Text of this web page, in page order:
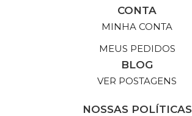
CONTA
MINHA CONTA
MEUS PEDIDOS
BLOG
VER POSTAGENS
NOSSAS POLÍTICAS